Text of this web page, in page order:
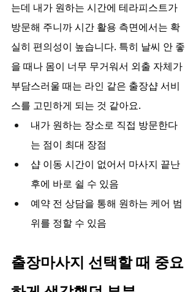
는데 내가 원하는 시간에 테라피스트가
방문해 주니까 시간 활용 측면에서는 확
실히 편의성이 높습니다. 특히 날씨 안 좋
을 때나 몸이 너무 무거워서 외출 자체가
부담스러울 때는 라인 같은 출장샵 서비
스를 고민하게 되는 것 같아요.
내가 원하는 장소로 직접 방문한다
는 점이 최대 장점
샵 이동 시간이 없어서 마사지 끝난
후에 바로 쉴 수 있음
예약 전 상담을 통해 원하는 케어 범
위를 정할 수 있음
출장마사지 선택할 때 중요